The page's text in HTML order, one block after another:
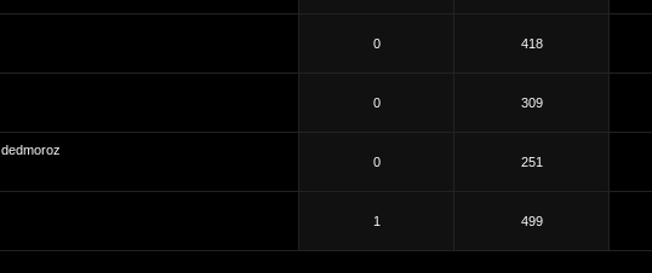
0
418
0
309
dedmoroz
0
251
1
499